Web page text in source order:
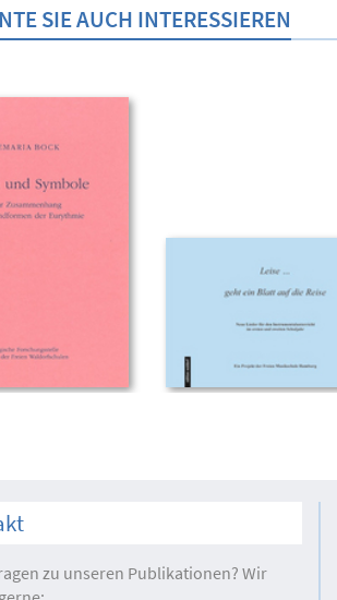
SIE AUCH INTERESSIEREN
zu unseren Publikationen? Wir